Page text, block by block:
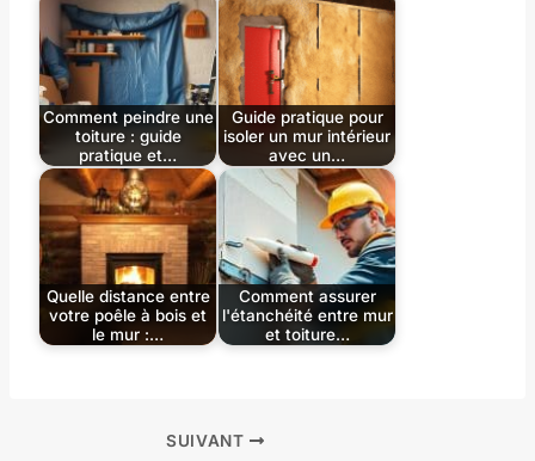
Comment peindre une
toiture : guide
pratique et…
Guide pratique pour
isoler un mur intérieur
avec un…
Quelle distance entre
votre poêle à bois et
le mur :…
Comment assurer
l'étanchéité entre mur
et toiture…
SUIVANT